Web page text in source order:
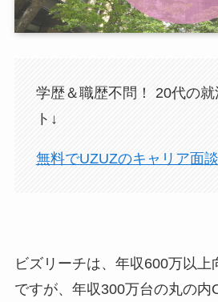
学歴＆職歴不問！ 20代の
ト↓
無料でUZUZのキャリア面
ビズリーチは、年収600万以上
ですが、年収300万台の丸の内